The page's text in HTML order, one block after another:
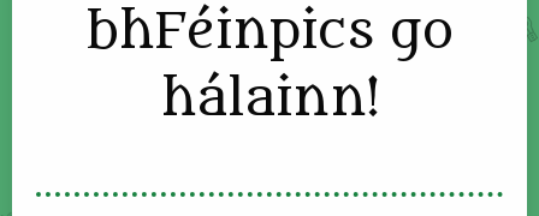
bhFéinpics go
hálainn!